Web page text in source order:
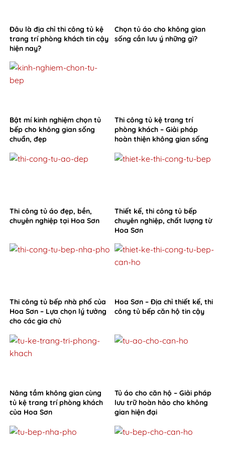
Đâu là địa chỉ thi công tủ kệ
trang trí phòng khách tin cậy
hiện nay?
Chọn tủ áo cho không gian
sống cần lưu ý những gì?
Bật mí kinh nghiệm chọn tủ
bếp cho không gian sống
chuẩn, đẹp
Thi công tủ kệ trang trí
phòng khách – Giải pháp
hoàn thiện không gian sống
Thi công tủ áo đẹp, bền,
chuyên nghiệp tại Hoa Sơn
Thiết kế, thi công tủ bếp
chuyên nghiệp, chất lượng từ
Hoa Sơn
Thi công tủ bếp nhà phố của
Hoa Sơn – Lựa chọn lý tưởng
cho các gia chủ
Hoa Sơn – Địa chỉ thiết kế, thi
công tủ bếp căn hộ tin cậy
Nâng tầm không gian cùng
tủ kệ trang trí phòng khách
của Hoa Sơn
Tủ áo cho căn hộ – Giải pháp
lưu trữ hoàn hảo cho không
gian hiện đại